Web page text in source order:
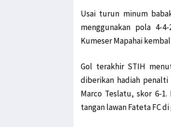
Filep:
Luar Biasa!
Serang RI
Filep
Kemlu
LSM Minta
Konflik
Usai turun minum
menggunakan pola 4-
Kumeser Mapahai
Gol terakhir STIH
diberikan hadiah penalti
Marco Teslatu, skor 6-
tangan lawan Fateta FC